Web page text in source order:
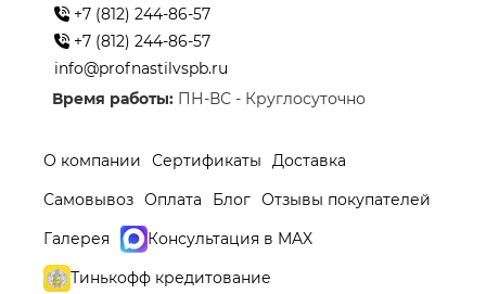
+7 (812) 244-86-57
+7 (812) 244-86-57
info@profnastilvspb.ru
Время работы: ПН-ВС - Круглосуточно
О компании Сертификаты
Доставка
Самовывоз Оплата Блог Отзывы покупателей
Галерея
Консультация в MAX
Тинькофф кредитование